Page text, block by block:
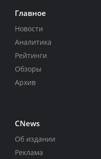
Главное
Новости
Аналитика
Рейтинги
Обзоры
Архив
CNews
Об издании
Реклама